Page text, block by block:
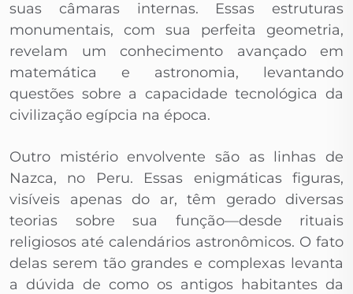
suas câmaras internas. Essas estruturas
monumentais, com sua perfeita geometria,
revelam um conhecimento avançado em
matemática e astronomia, levantando
questões sobre a capacidade tecnológica da
civilização egípcia na época.
Outro mistério envolvente são as linhas de
Nazca, no Peru. Essas enigmáticas figuras,
visíveis apenas do ar, têm gerado diversas
teorias sobre sua função—desde rituais
religiosos até calendários astronômicos. O fato
delas serem tão grandes e complexas levanta
a dúvida de como os antigos habitantes da